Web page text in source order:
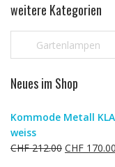
weitere Kategorien
Gartenlampen
Neues im Shop
Kommode Metall
weiss
CHF212.00 CHF 170.00